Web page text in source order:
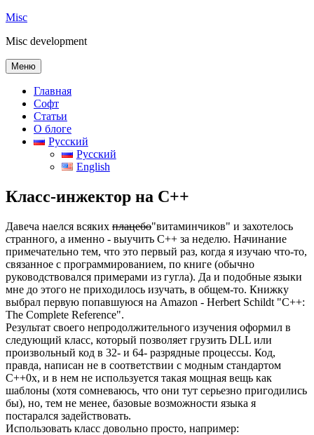
Перейти
содержимому
Misc
Misc development
Меню
Главная
Софт
Статьи
О блоге
Русский
Русский
English
Класс-инжектор на C++
Давеча наелся всяких плацебо"витаминчиков" и захотелось
странного, а именно - выучить C++ за неделю. Начинание
примечательно тем, что это первый раз, когда я изучаю что-то,
связанное с программированием, по книге (обычно
руководствовался примерами из гугла). Да и подобные языки
мне до этого не приходилось изучать, в общем-то. Книжку
выбрал первую попавшуюся на Amazon - Herbert Schildt "C++:
The Complete Reference".
Результат своего непродолжительного изучения оформил в
следующий класс, который позволяет грузить DLL или
произвольный код в 32- и 64- разрядные процессы. Код,
правда, написан не в соответствии с модным стандартом
C++0x, и в нем не используется такая мощная вещь как
шаблоны (хотя сомневаюсь, что они тут серьезно пригодились
бы), но, тем не менее, базовые возможности языка я
постарался задействовать.
Использовать класс довольно просто, например: